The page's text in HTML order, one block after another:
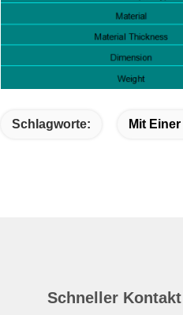
Schlagworte: Mit
Schneller Kontakt